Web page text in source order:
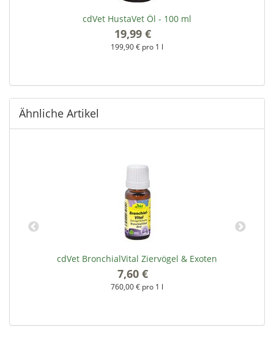
cdVet HustaVet Öl - 100 ml
19,99 €
199,90 € pro 1 l
Ähnliche Artikel
cdVet BronchialVital Ziervögel & Exoten
7,60 €
760,00 € pro 1 l